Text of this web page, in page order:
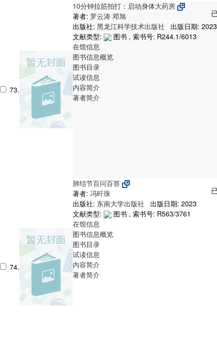
73.
10分钟拉筋拍打：启动身体大药房
著者: 罗云涛 邓旭
出版社: 黑龙江科学技术出版社
出版日期: 2023
文献类型:
图书 , 索书号: R244.1/6013
在馆信息
图书信息概览
图书目录
试读信息
内容简介
著者简介
74.
肺结节百问百答
著者: 冯旰珠
出版社: 东南大学出版社
出版日期: 2023
文献类型:
图书 , 索书号: R563/3761
在馆信息
图书信息概览
图书目录
试读信息
内容简介
著者简介